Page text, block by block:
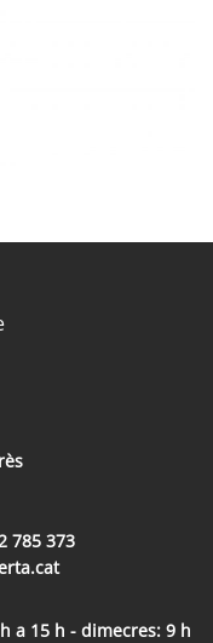
785 373
a 15 h - dimecres: 9 h